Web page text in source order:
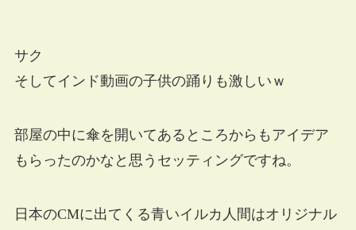
サク
そしてインド動画の子供の踊りも激しいｗ
部屋の中に傘を開いてあるところからもアイデア
もらったのかなと思うセッティングですね。
日本のCMに出てくる青いイルカ人間はオリジナル